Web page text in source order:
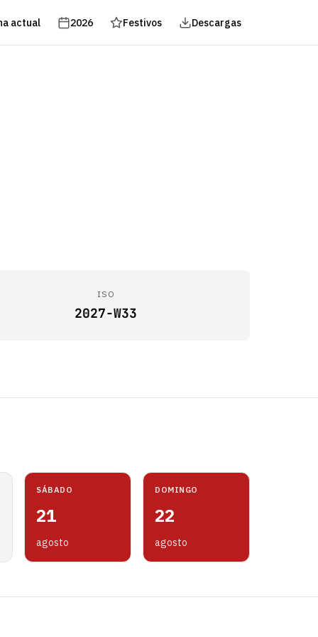
actual 2026 Festivos Descargas
ISO
2027-W33
SÁBADO
21
agosto
DOMINGO
22
agosto